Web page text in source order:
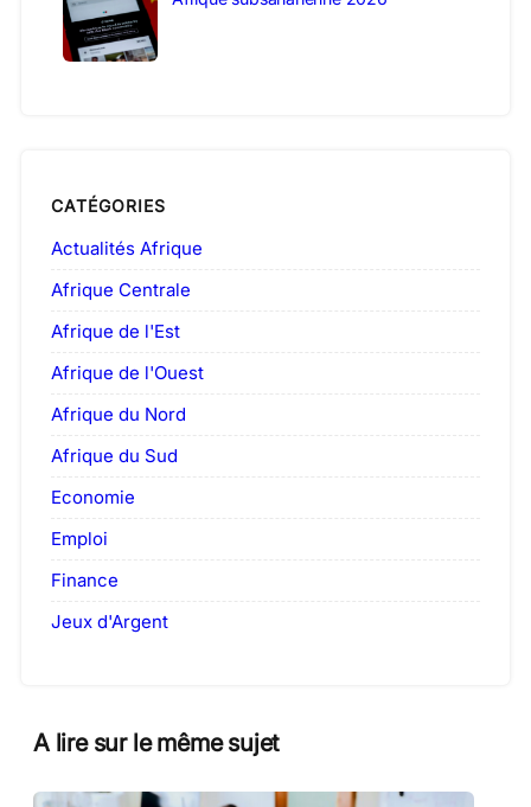
CATÉGORIES
Actualités Afrique
Afrique Centrale
Afrique de l'Est
Afrique de l'Ouest
Afrique du Nord
Afrique du Sud
Economie
Emploi
Finance
Jeux d'Argent
A lire sur le même sujet